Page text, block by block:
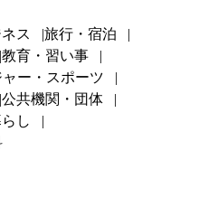
ス
旅行・宿泊
教育・習い事
ャー・スポーツ
公共機関・団体
し